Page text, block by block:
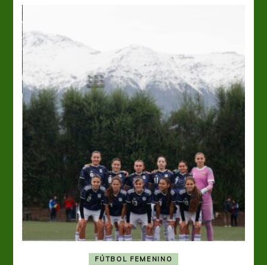
FÚTBOL FEMENINO